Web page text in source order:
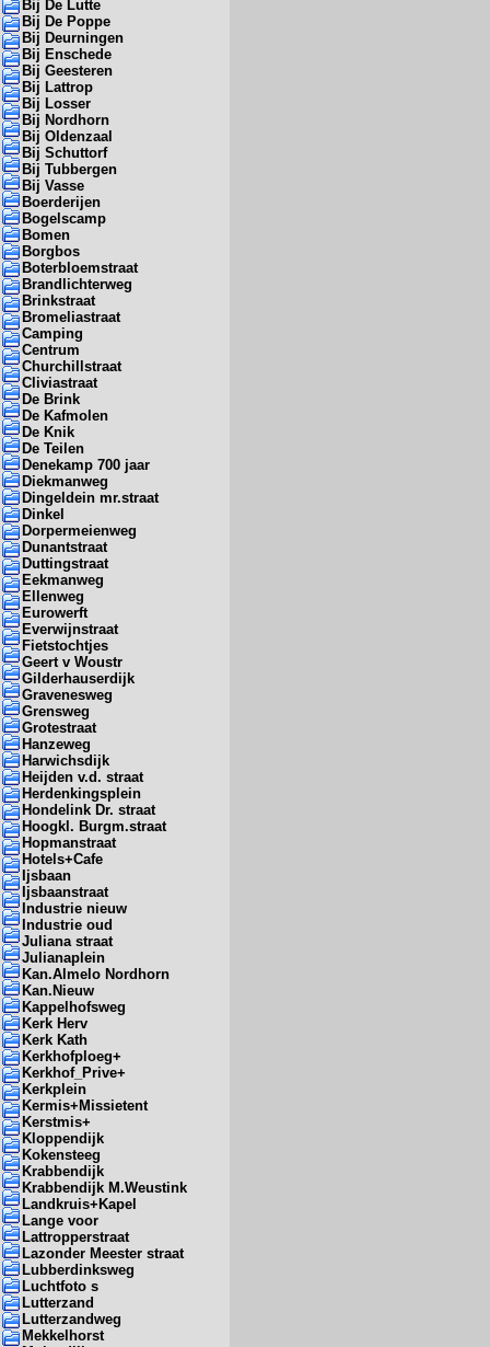
Bij De Lutte
Bij De Poppe
Bij Deurningen
Bij Enschede
Bij Geesteren
Bij Lattrop
Bij Losser
Bij Nordhorn
Bij Oldenzaal
Bij Schuttorf
Bij Tubbergen
Bij Vasse
Boerderijen
Bogelscamp
Bomen
Borgbos
Boterbloemstraat
Brandlichterweg
Brinkstraat
Bromeliastraat
Camping
Centrum
Churchillstraat
Cliviastraat
De Brink
De Kafmolen
De Knik
De Teilen
Denekamp 700 jaar
Diekmanweg
Dingeldein mr.straat
Dinkel
Dorpermeienweg
Dunantstraat
Duttingstraat
Eekmanweg
Ellenweg
Eurowerft
Everwijnstraat
Fietstochtjes
Geert v Woustr
Gilderhauserdijk
Gravenesweg
Grensweg
Grotestraat
Hanzeweg
Harwichsdijk
Heijden v.d. straat
Herdenkingsplein
Hondelink Dr. straat
Hoogkl. Burgm.straat
Hopmanstraat
Hotels+Cafe
Ijsbaan
Ijsbaanstraat
Industrie nieuw
Industrie oud
Juliana straat
Julianaplein
Kan.Almelo Nordhorn
Kan.Nieuw
Kappelhofsweg
Kerk Herv
Kerk Kath
Kerkhofploeg+
Kerkhof_Prive+
Kerkplein
Kermis+Missietent
Kerstmis+
Kloppendijk
Kokensteeg
Krabbendijk
Krabbendijk M.Weustink
Landkruis+Kapel
Lange voor
Lattropperstraat
Lazonder Meester straat
Lubberdinksweg
Luchtfoto s
Lutterzand
Lutterzandweg
Mekkelhorst